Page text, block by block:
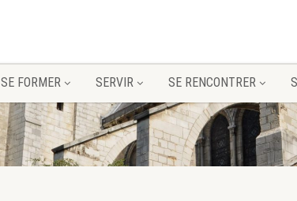
SE FORMER SERVIR SE RENCONTRER